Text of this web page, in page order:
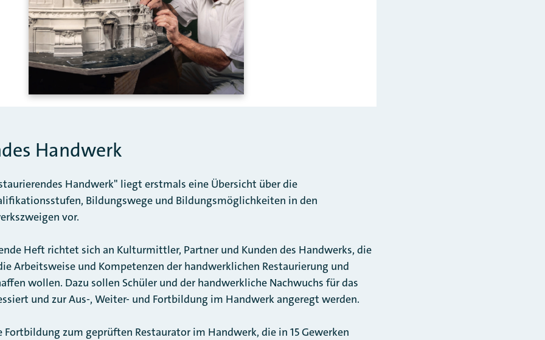
Handwerk
Handwerk" liegt erstmals eine Übersicht über die
Bildungswege und Bildungsmöglichkeiten in den
vor.
Heft richtet sich an Kulturmittler, Partner und Kunden des Handwerks, die
Arbeitsweise und Kompetenzen der handwerklichen Restaurierung und
wollen. Dazu sollen Schüler und der handwerkliche Nachwuchs für das
und zur Aus-, Weiter- und Fortbildung im Handwerk angeregt werden.
Fortbildung zum geprüften Restaurator im Handwerk, die in 15 Gewerken